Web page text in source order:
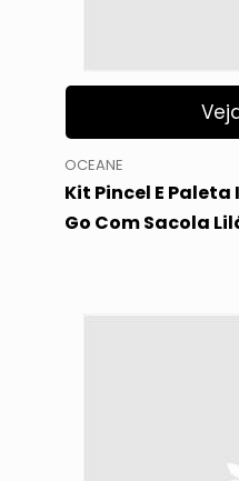
OCEANE
Kit Pincel E
Go Com Sacola